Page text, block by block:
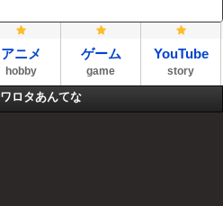
アニメ
hobby
ゲーム
game
YouTube
story
ワロタあんてな